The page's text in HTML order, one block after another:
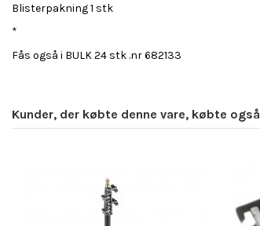
Blisterpakning 1 stk
*
Fås også i BULK 24 stk .nr 682133
Kunder, der købte denne vare, købte også